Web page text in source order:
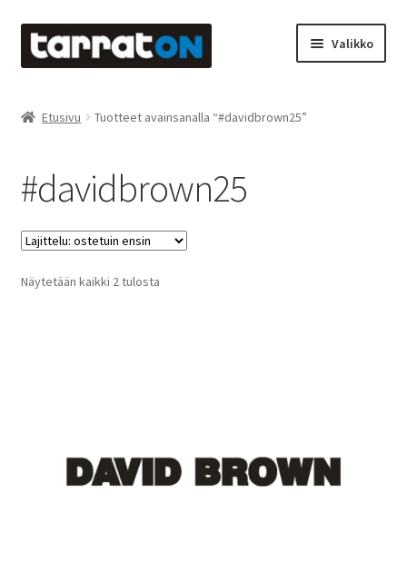
Siirry
navigointiin
Siirry
sisältöön
Valikko
Laserleikkaus & -kaiverrus
Mainosteippaukset & teippausten poisto
Muovitarrat & tulostetut tarrat
Silityskuvioiden kiinnitysohjeet
Etusivu Tuotteet avainsanalla “#davidbrown25”
#davidbrown25
Näytetään kaikki 2 tulostaSuosituimmat